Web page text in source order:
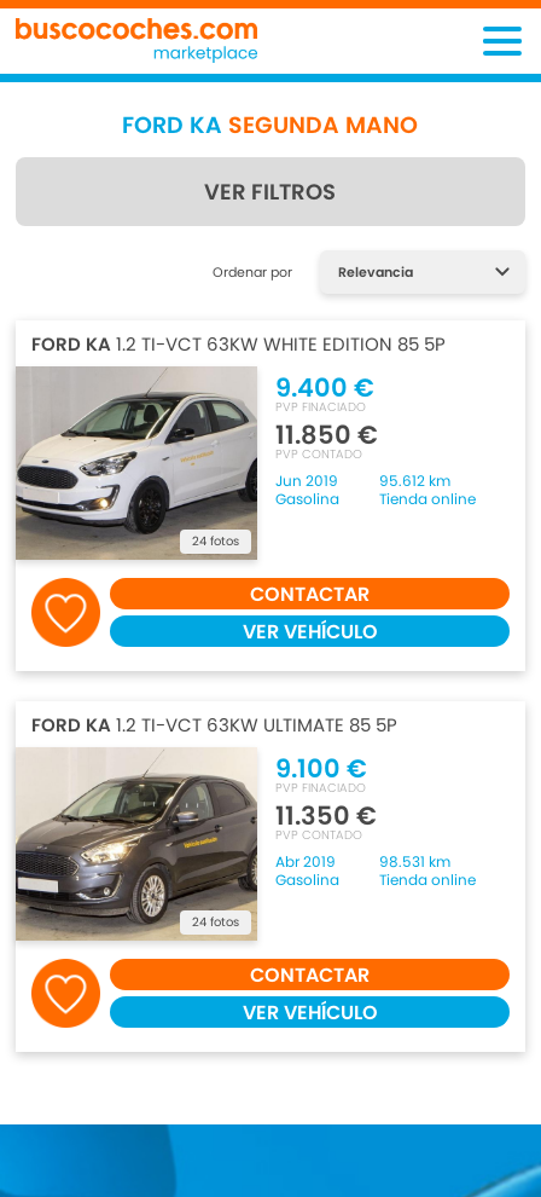
FORD KA SEGUNDA MANO
VER FILTROS
Encuentra lo que estás
Ordenar por
FORD KA1.2 TI-VCT 63KW WHITE EDITION 85 5P
24 fotos
9.400 €
PVP FINACIADO
11.850 €
PVP CONTADO
Jun 2019
95.612 km
Gasolina
Tienda online
CONTACTAR
VER VEHÍCULO
FORD KA1.2 TI-VCT 63KW ULTIMATE 85 5P
24 fotos
9.100 €
PVP FINACIADO
11.350 €
PVP CONTADO
Abr 2019
98.531 km
Gasolina
Tienda online
CONTACTAR
VER VEHÍCULO